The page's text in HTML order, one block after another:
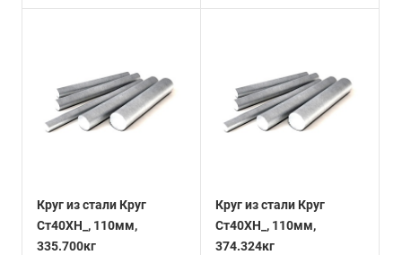
Круг из стали Круг
Ст40ХН_, 110мм,
335.700кг
Круг из стали Круг
Ст40ХН_, 110мм,
374.324кг